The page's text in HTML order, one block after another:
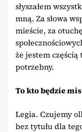
słyszałem
mną. Za słowa
mieście, za
że jestem
potrzebny.
To kto będzie
Legia. Czujemy
bez tytułu dla